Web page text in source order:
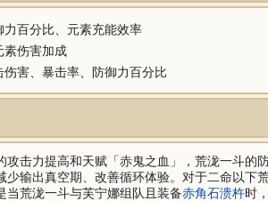
力百分比、元素充能效率
素伤害加成
伤害、暴击率、防御力百分比
攻击力提高和天赋「赤鬼之血」，荒泷一斗
少输出真空期、改善循环体验。对于二命以下
当荒泷一斗与芙宁娜组队且装备赤角石溃杵时